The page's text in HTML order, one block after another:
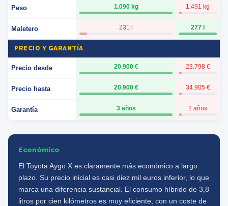
Peso 1.090 kg 1.491 kg
Maletero 231 l 277 l
PRECIO Y GARANTÍA
Precio desde 20.900 € 23.798 €
Precio hasta 20.900 € 34.905 €
Garantía 3 años 2 años
Económico
El Toyota Aygo X es claramente más económico a largo
plazo. Su precio inicial es casi diez mil euros inferior, lo que
marca una diferencia sustancial. El consumo híbrido de 3,8
litros por cien kilómetros es muy eficiente, con un coste de